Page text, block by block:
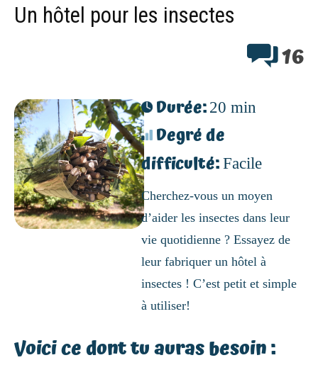
Un hôtel pour les insectes
16
Durée: 20 min
Degré de
difficulté: Facile
Cherchez-vous un moyen
d’aider les insectes dans leur
vie quotidienne ? Essayez de
leur fabriquer un hôtel à
insectes ! C’est petit et simple
à utiliser!
Voici ce dont tu auras besoin :